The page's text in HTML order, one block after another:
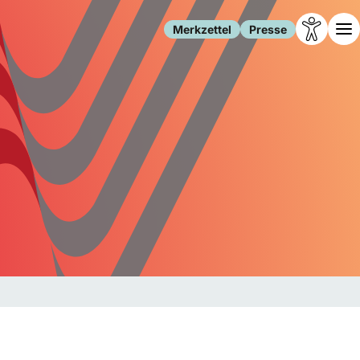
Merkzettel Presse
Leben
Familie
Freizeit
Gesundheit
Internet
Gesellschaft
Forschung
Migration
Polizei